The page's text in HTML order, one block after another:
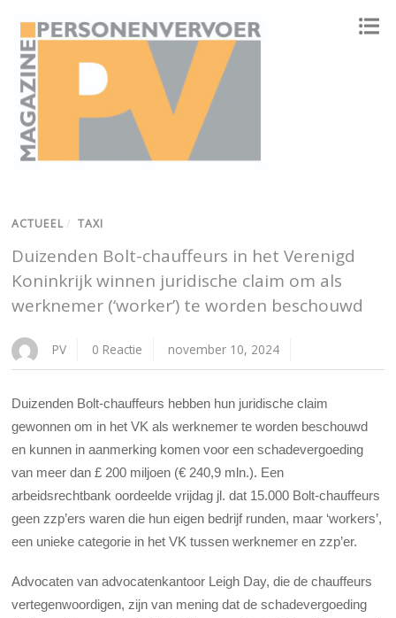
ACTUEEL / TAXI
Duizenden Bolt-chauffeurs in het Verenigd
Koninkrijk winnen juridische claim om als
werknemer (‘worker’) te worden beschouwd
PV 0 Reactie november 10, 2024
Duizenden Bolt-chauffeurs hebben hun juridische claim
gewonnen om in het VK als werknemer te worden beschouwd
en kunnen in aanmerking komen voor een schadevergoeding
van meer dan £ 200 miljoen (€ 240,9 mln.). Een
arbeidsrechtbank oordeelde vrijdag jl. dat 15.000 Bolt-chauffeurs
geen zzp’ers waren die hun eigen bedrijf runden, maar ‘workers’,
een unieke categorie in het VK tussen werknemer en zzp’er.
Advocaten van advocatenkantoor Leigh Day, die de chauffeurs
vertegenwoordigen, zijn van mening dat de schadevergoeding